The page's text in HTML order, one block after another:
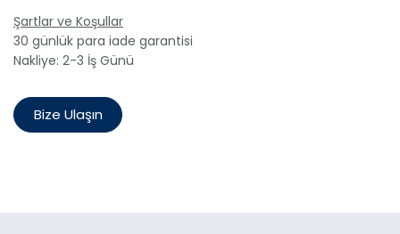
Şartlar ve Koşullar
30 günlük para iade garantisi
Nakliye: 2-3 İş Günü
Bize Ulaşın